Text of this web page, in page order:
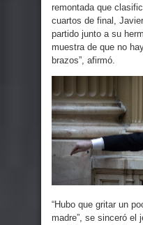
remontada que
cuartos de final,
partido junto a su
muestra de que no
brazos”, afirmó.
“Hubo que gritar un
madre”, se sinceró el